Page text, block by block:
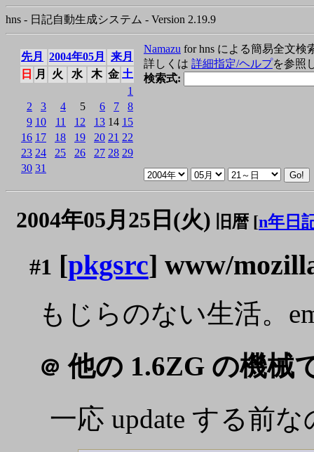
hns - 日記自動生成システム - Version 2.19.9
先月 2004年05月
来月
日
月 火 水 木 金 土
1
2
3 4 5 6 7
8
9 10 11 12 13 14 15
16 17 18 19 20 21 22
23 24 25 26 27 28 29
30 31
Namazu for hns による簡易全文検
詳しくは 詳細指定/ヘルプを参照
検索式:
2004年05月25日(火) 旧暦 [n年日
#1 [pkgsrc] www/
もじらのない生活。
＠ 他の 1.6ZG の機械
一応 update する前な